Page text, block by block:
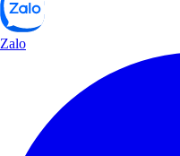
Zalo